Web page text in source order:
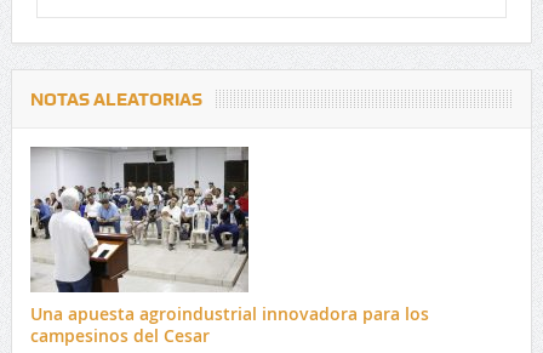
NOTAS ALEATORIAS
Una apuesta agroindustrial innovadora para los
campesinos del Cesar